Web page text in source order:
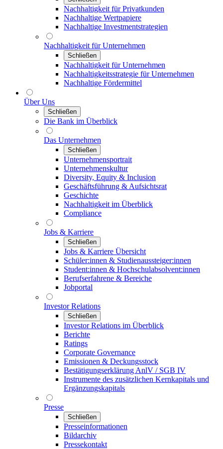
Nachhaltigkeit für Privatkunden
Nachhaltige Wertpapiere
Nachhaltige Investmentstrategien
Nachhaltigkeit für Unternehmen
Schließen
Nachhaltigkeit für Unternehmen
Nachhaltigkeitsstrategie für Unternehmen
Nachhaltige Fördermittel
Über Uns
Schließen
Die Bank im Überblick
Das Unternehmen
Schließen
Unternehmensportrait
Unternehmenskultur
Diversity, Equity & Inclusion
Geschäftsführung & Aufsichtsrat
Geschichte
Nachhaltigkeit im Überblick
Compliance
Jobs & Karriere
Schließen
Jobs & Karriere Übersicht
Schüler:innen & Studienaussteiger:innen
Student:innen & Hochschulabsolvent:innen
Berufserfahrene & Bereiche
Jobportal
Investor Relations
Schließen
Investor Relations im Überblick
Berichte
Ratings
Corporate Governance
Emissionen & Deckungsstock
Bestätigungserklärung AnlV / SGB IV
Instrumente des zusätzlichen Kernkapitals und
Ergänzungskapitals
Presse
Schließen
Presseinformationen
Bildarchiv
Pressekontakt